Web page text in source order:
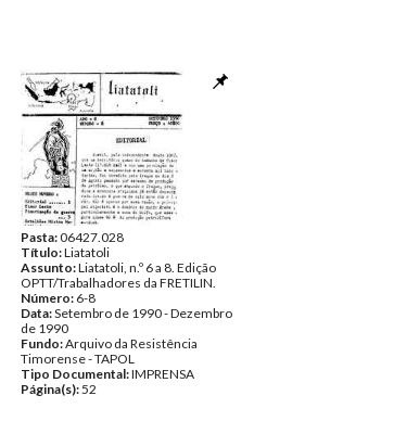
Pasta:06427.028
Título:Liatatoli
Assunto:Liatatoli, n.º 6 a 8. Edição
OPTT/Trabalhadores da FRETILIN.
Número: 6-8
Data:Setembro de 1990 - Dezembro
de 1990
Fundo:Arquivo da Resistência
Timorense - TAPOL
Tipo Documental:IMPRENSA
Página(s):52